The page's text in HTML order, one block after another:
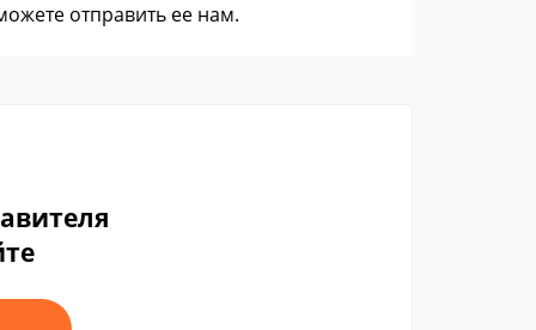
отправить ее нам.